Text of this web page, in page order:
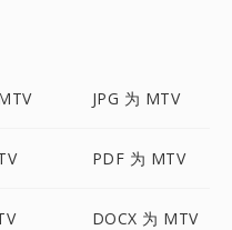
JPG 为 MTV
PDF 为 MTV
DOCX 为 MTV